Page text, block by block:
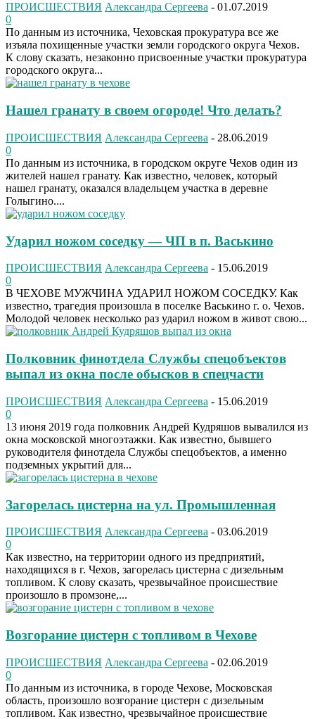
ПРОИСШЕСТВИЯ Александра Сергеева - 01.07.2019
0
По данным из источника, Чеховская прокуратура все же
изъяла похищенные участки земли городского округа Чехов.
К слову сказать, незаконно присвоенные участки прокуратура
городского округа...
Нашел гранату в своем огороде! Что делать?
ПРОИСШЕСТВИЯ Александра Сергеева - 28.06.2019
0
По данным из источника, в городском округе Чехов один из
жителей нашел гранату. Как известно, человек, который
нашел гранату, оказался владельцем участка в деревне
Голыгино....
Ударил ножом соседку — ЧП в п. Васькино
ПРОИСШЕСТВИЯ Александра Сергеева - 15.06.2019
0
В ЧЕХОВЕ МУЖЧИНА УДАРИЛ НОЖОМ СОСЕДКУ. Как
известно, трагедия произошла в поселке Васькино г. о. Чехов.
Молодой человек несколько раз ударил ножом в живот свою...
Полковник финотдела Службы спецобъектов
выпал из окна после обысков в спецчасти
ПРОИСШЕСТВИЯ Александра Сергеева - 15.06.2019
0
13 июня 2019 года полковник Андрей Кудряшов вывалился из
окна московской многоэтажки. Как известно, бывшего
руководителя финотдела Службы спецобъектов, а именно
подземных укрытий для...
Загорелась цистерна на ул. Промышленная
ПРОИСШЕСТВИЯ Александра Сергеева - 03.06.2019
0
Как известно, на территории одного из предприятий,
находящихся в г. Чехов, загорелась цистерна с дизельным
топливом. К слову сказать, чрезвычайное происшествие
произошло в промзоне,...
Возгорание цистерн с топливом в Чехове
ПРОИСШЕСТВИЯ Александра Сергеева - 02.06.2019
0
По данным из источника, в городе Чехове, Московская
область, произошло возгорание цистерн с дизельным
топливом. Как известно, чрезвычайное происшествие